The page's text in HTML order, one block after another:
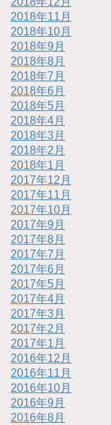
2018年11月
2018年10月
2018年9月
2018年8月
2018年7月
2018年6月
2018年5月
2018年4月
2018年3月
2018年2月
2018年1月
2017年12月
2017年11月
2017年10月
2017年9月
2017年8月
2017年7月
2017年6月
2017年5月
2017年4月
2017年3月
2017年2月
2017年1月
2016年12月
2016年11月
2016年10月
2016年9月
2016年8月